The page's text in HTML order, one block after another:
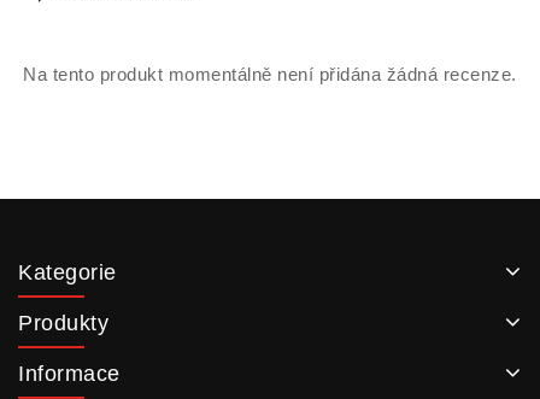
Na tento produkt momentálně není přidána žádná recenze.
Kategorie
Produkty
Informace